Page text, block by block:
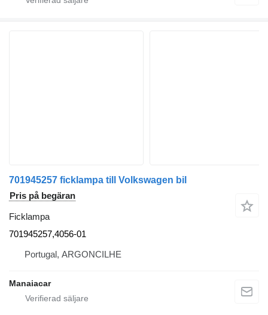
701945257 ficklampa till Volkswagen bil
Pris på begäran
Ficklampa
701945257,4056-01
Portugal, ARGONCILHE
Manaiacar